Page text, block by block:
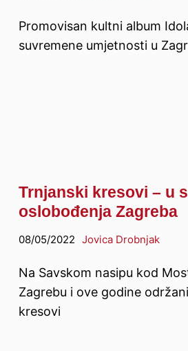
Promovisan kultni album
suvremene umjetnosti u
Trnjanski kresovi – u
oslobođenja Zagreba
08/05/2022 Jovica Drobnjak
Na Savskom nasipu kod
Zagrebu i ove godine
kresovi